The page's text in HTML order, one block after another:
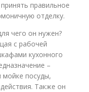
правильное
отделку.
чего он нужен?
с рабочей
кухонного
–
посуды,
Также он